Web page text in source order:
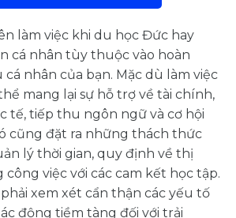
làm việc khi du học Đức hay
cá nhân tùy thuộc vào hoàn
nhân của bạn. Mặc dù làm việc
mang lại sự hỗ trợ về tài chính,
tế, tiếp thu ngôn ngữ và cơ hội
cũng đặt ra những thách thức
lý thời gian, quy định về thị
công việc với các cam kết học tập.
xem xét cẩn thận các yếu tố
động tiềm tàng đối với trải